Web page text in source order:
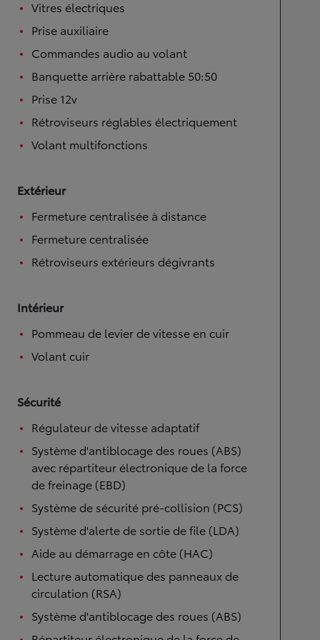
Vitres électriques
Prise auxiliaire
Commandes audio au volant
Banquette arrière rabattable 50:50
Prise 12v
Rétroviseurs réglables électriquement
Volant multifonctions
Extérieur
Fermeture centralisée à distance
Fermeture centralisée
Rétroviseurs extérieurs dégivrants
Intérieur
Pommeau de levier de vitesse en cuir
Volant cuir
Sécurité
Régulateur de vitesse adaptatif
Système d'antiblocage des roues (ABS)
avec répartiteur électronique de la force
de freinage (EBD)
Système de sécurité pré-collision (PCS)
Système d'alerte de sortie de file (LDA)
Aide au démarrage en côte (HAC)
Lecture automatique des panneaux de
circulation (RSA)
Système d'antiblocage des roues (ABS)